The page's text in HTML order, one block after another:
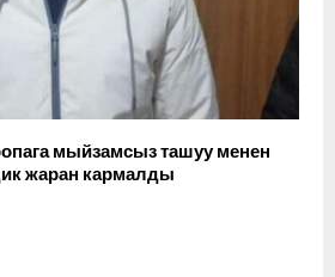
мыйзамсыз ташуу менен
жаран кармалды